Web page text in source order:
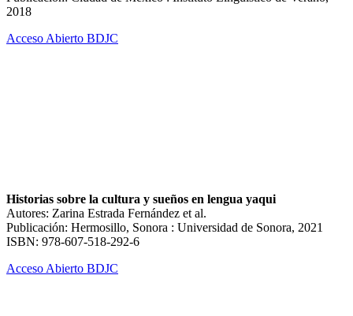
2018
Acceso Abierto BDJC
Historias sobre la cultura y sueños en lengua yaqui
Autores: Zarina Estrada Fernández et al.
Publicación: Hermosillo, Sonora : Universidad de Sonora, 2021
ISBN: 978-607-518-292-6
Acceso Abierto BDJC